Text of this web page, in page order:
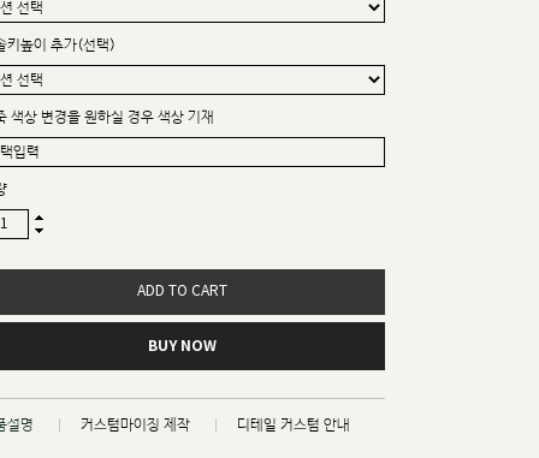
키높이 추가(선택)
색상 변경을 원하실 경우 색상 기재
ADD TO CART
BUY NOW
설명 커스텀마이징 제작 디테일 커스텀 안내